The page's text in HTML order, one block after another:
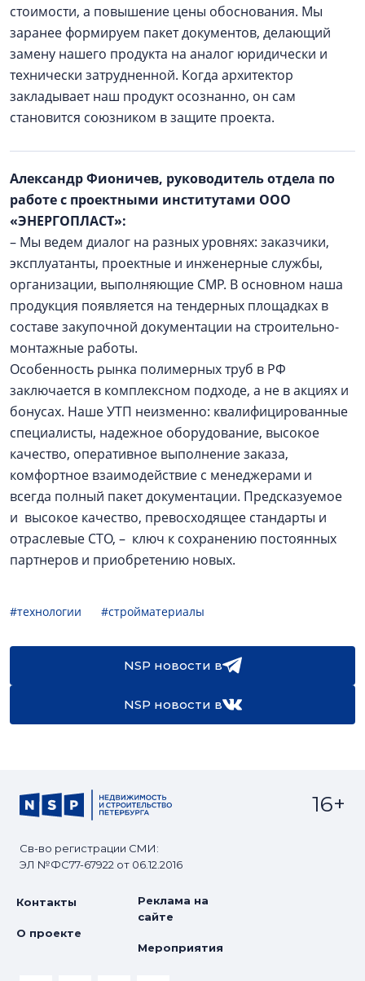
стоимости, а повышение цены обоснования. Мы
заранее формируем пакет документов, делающий
замену нашего продукта на аналог юридически и
технически затрудненной. Когда архитектор
закладывает наш продукт осознанно, он сам
становится союзником в защите проекта.
Александр Фионичев, руководитель отдела по
работе с проектными институтами ООО
«ЭНЕРГОПЛАСТ»:
– Мы ведем диалог на разных уровнях: заказчики,
эксплуатанты, проектные и инженерные службы,
организации, выполняющие СМР. В основном наша
продукция появляется на тендерных площадках в
составе закупочной документации на строительно-
монтажные работы.
Особенность рынка полимерных труб в РФ
заключается в комплексном подходе, а не в акциях и
бонусах. Наше УТП неизменно: квалифицированные
специалисты, надежное оборудование, высокое
качество, оперативное выполнение заказа,
комфортное взаимодействие с менеджерами и
всегда полный пакет документации. Предсказуемое
и высокое качество, превосходящее стандарты и
отраслевые СТО, – ключ к сохранению постоянных
партнеров и приобретению новых.
#технологии #стройматериалы
NSP новости в
NSP новости в
Св-во регистрации СМИ:
ЭЛ №ФС77-67922 от 06.12.2016
16+
Контакты
О проекте
Реклама на
сайте
Мероприятия